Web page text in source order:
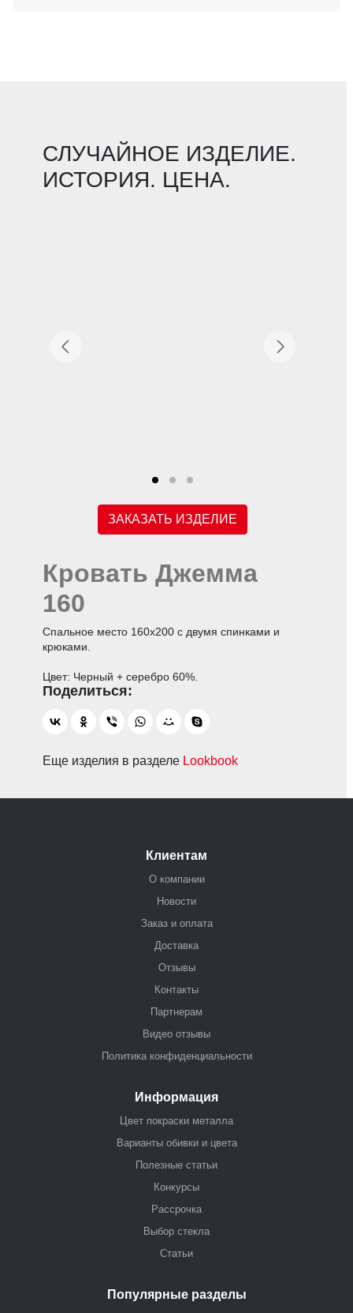
СЛУЧАЙНОЕ ИЗДЕЛИЕ.
ИСТОРИЯ. ЦЕНА.
ЗАКАЗАТЬ ИЗДЕЛИЕ
Кровать Джемма
160
Спальное место 160х200 с двумя спинками и
крюками.
Цвет: Черный + серебро 60%.
Еще изделия в разделе Lookbook
Клиентам
О компании
Новости
Заказ и оплата
Доставка
Отзывы
Контакты
Партнерам
Видео отзывы
Политика конфиденциальности
Информация
Цвет покраски металла
Варианты обивки и цвета
Полезные статьи
Конкурсы
Рассрочка
Выбор стекла
Статьи
Популярные разделы